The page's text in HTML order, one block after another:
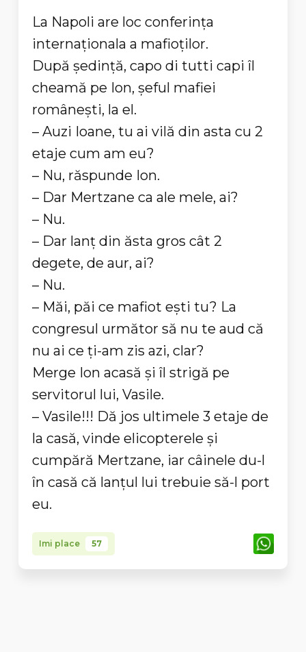
La Napoli are loc conferinţa
internaţionala a mafioţilor.
După şedinţă, capo di tutti capi îl
cheamă pe Ion, şeful mafiei
româneşti, la el.
– Auzi Ioane, tu ai vilă din asta cu 2
etaje cum am eu?
– Nu, răspunde Ion.
– Dar Mertzane ca ale mele, ai?
– Nu.
– Dar lanţ din ăsta gros cât 2
degete, de aur, ai?
– Nu.
– Măi, păi ce mafiot eşti tu? La
congresul următor să nu te aud că
nu ai ce ţi-am zis azi, clar?
Merge Ion acasă şi îl strigă pe
servitorul lui, Vasile.
– Vasile!!! Dă jos ultimele 3 etaje de
la casă, vinde elicopterele şi
cumpără Mertzane, iar câinele du-l
în casă că lanţul lui trebuie să-l port
eu.
Imi place 57